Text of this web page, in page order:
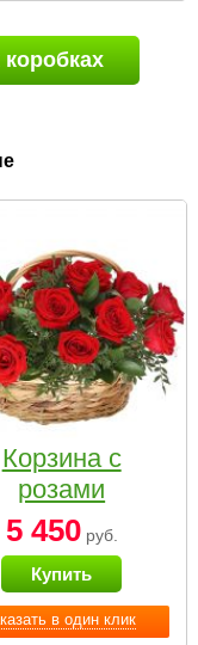
в один клик
Корзина с
розами
«Красный
Париж»
5 450руб.
Купить